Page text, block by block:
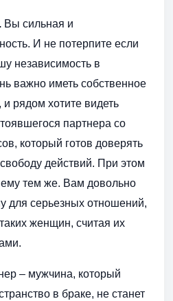
Вы сильная и
И не потерпите если
независимость в
важно иметь собственное
рядом хотите видеть
партнера со
который готов доверять
действий. При этом
ему тем же. Вам довольно
для серьезных отношений,
женщин, считая их
– мужчина, который
в браке, не станет